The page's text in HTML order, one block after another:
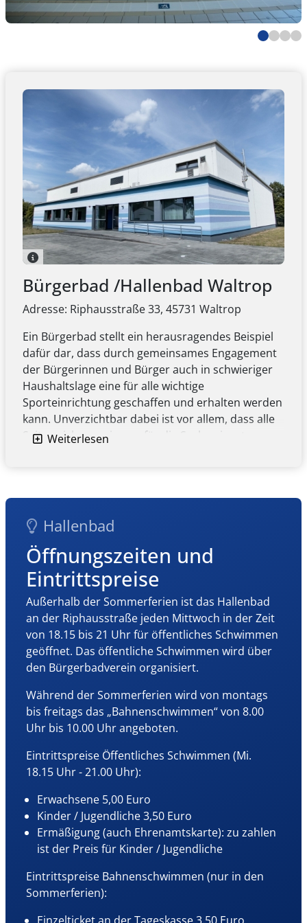
Bürgerbad /Hallenbad Waltrop
Adresse: Riphausstraße 33, 45731 Waltrop
Ein Bürgerbad stellt ein herausragendes Beispiel
dafür dar, dass durch gemeinsames Engagement
der Bürgerinnen und Bürger auch in schwieriger
Haushaltslage eine für alle wichtige
Sporteinrichtung geschaffen und erhalten werden
kann. Unverzichtbar dabei ist vor allem, dass alle
Seiten sich gemeinsam für die Sache einsetzen.
errichtet werden konnte, ziehen die Stadt Waltrop
(Sowie unterstützend die in Waltrop ansässigen
Wassersport betreibenden Vereine) an einem
Strang, um dort neben dem Schulschwimmen
auch Vereinsschwimmen und Schwimmen für die
Öffentlichkeit zu ermöglichen.
Seit Januar 2012 steht die Schwimmhalle für
schulischen Schwimmunterricht zur Verfügung
und seit Februar gleichen Jahres erhielten die
Vereine zu ihr Zugang.
Zum 1. Januar 2017 hat die Bädergesellschaft
Waltrop mbH den Betrieb des Bäderstandorts
(Frei- und Hallenbad) an der Riphausstraße 33 in
Waltrop übernommen. Die Bädergesellschaft
Waltrop mbH ist eine Tochtergesellschaft der
Stadtwerke Waltrop GmbH & Co KG. An dieser hält
die Stadt Waltrop als Gesellschafterin die
Mehrheit der Gesellschaftsanteile.
Das Öffentliche Schwimmen wird auch nach der
Gründung der Bädergesellschaft Waltrop mbH
durch den Waltroper Bürgerbad Verein 2012 e.V.
angeboten. Durch ihn erhalten alle interessierten
Weiterlesen
Hallenbad
Öffnungszeiten und
Eintrittspreise
Außerhalb der Sommerferien ist das Hallenbad
an der Riphausstraße jeden Mittwoch in der Zeit
von 18.15 bis 21 Uhr für öffentliches Schwimmen
geöffnet. Das öffentliche Schwimmen wird über
den Bürgerbadverein organisiert.
Während der Sommerferien wird von montags
bis freitags das „Bahnenschwimmen“ von 8.00
Uhr bis 10.00 Uhr angeboten.
Eintrittspreise Öffentliches Schwimmen (Mi.
18.15 Uhr - 21.00 Uhr):
Erwachsene 5,00 Euro
Kinder / Jugendliche 3,50 Euro
Ermäßigung (auch Ehrenamtskarte): zu zahlen
ist der Preis für Kinder / Jugendliche
Eintrittspreise Bahnenschwimmen (nur in den
Sommerferien):